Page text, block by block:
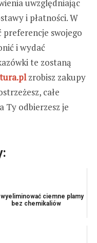
uwzględniając
i płatności. W
swojego
i wydać
te zostaną
zrobisz zakupy
całe
Ty odbierzesz je
ciemne plamy
bez chemikaliów